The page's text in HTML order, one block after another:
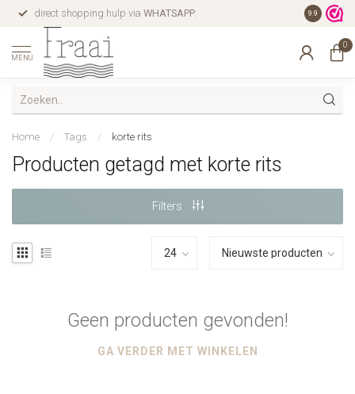
direct shopping hulp via WHATSAPP. gratis
9.9
MENU
0
Home / Tags / korte rits
Producten getagd met korte rits
Filters
Geen producten gevonden!
GA VERDER MET WINKELEN